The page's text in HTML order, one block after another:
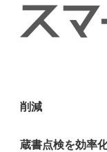
✓作業
削減
✓複数資料
蔵書点検を効率